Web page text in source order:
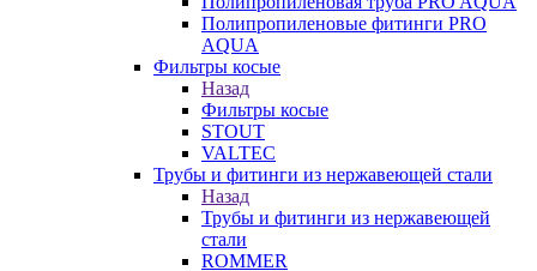
Полипропиленовые фитинги PRO
AQUA
Фильтры косые
Назад
Фильтры косые
STOUT
VALTEC
Трубы и фитинги из нержавеющей стали
Назад
Трубы и фитинги из нержавеющей
стали
ROMMER